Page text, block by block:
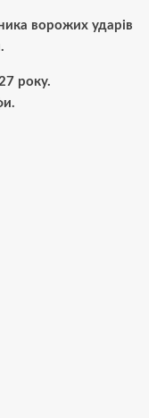
ворожих ударів
року.